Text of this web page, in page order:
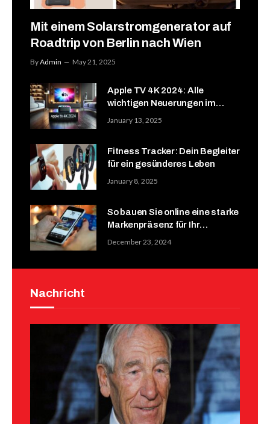
Mit einem Solarstromgenerator auf
Roadtrip von Berlin nach Wien
ByAdmin May 21, 2025
Apple TV 4K 2024: Alle
wichtigen Neuerungen im
Überblick
January 13, 2025
Fitness Tracker: Dein Begleiter
für ein gesünderes Leben
January 8, 2025
So bauen Sie online eine starke
Markenpräsenz für Ihr
Modegeschäft auf
December 23, 2024
Nachricht